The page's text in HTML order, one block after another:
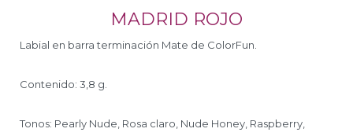
MADRID ROJO
Labial en barra terminación Mate de ColorFun.
Contenido: 3,8 g.
Tonos: Pearly Nude, Rosa claro, Nude Honey, Raspberry,